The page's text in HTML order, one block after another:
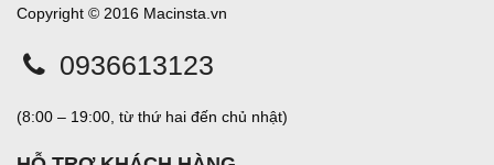
Copyright © 2016 Macinsta.vn
0936613123
(8:00 – 19:00, từ thứ hai đến chủ nhật)